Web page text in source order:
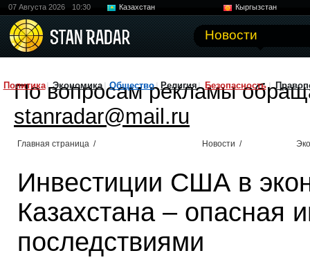
07 Августа 2026 10:30 Казахстан
Кыргызстан
Новости
Политика Экономика Общество Религия Безопасность
По вопросам рекламы
stanradar@mail.ru
Главная страница / Новости /
Инвестиции США в
Казахстана – опасная
последствиями